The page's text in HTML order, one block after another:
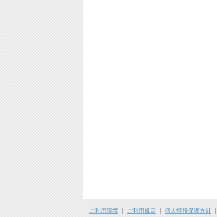
ご利用環境 ご利用規定 個人情報保護方針